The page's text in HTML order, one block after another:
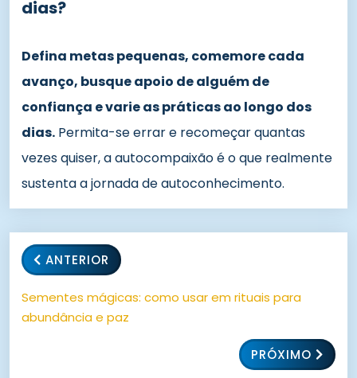
dias?
Defina metas pequenas, comemore cada
avanço, busque apoio de alguém de
confiança e varie as práticas ao longo dos
dias. Permita-se errar e recomeçar quantas
vezes quiser, a autocompaixão é o que realmente
sustenta a jornada de autoconhecimento.
ANTERIOR
Sementes mágicas: como usar em rituais para
abundância e paz
PRÓXIMO